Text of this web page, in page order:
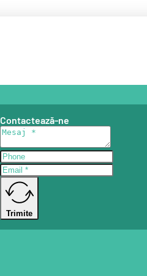
Contactează-ne
Trimite